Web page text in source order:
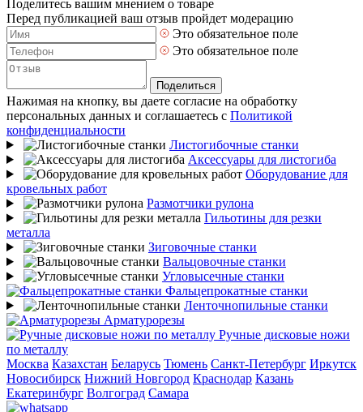
Поделитесь вашим мнением о товаре
Перед публикацией ваш отзыв пройдет модерацию
Это обязательное поле
Это обязательное поле
Поделиться
Нажимая на кнопку, вы даете согласие на обработку
персональных данных и соглашаетесь с Политикой
конфиденциальности
Листогибочные станки
Аксессуары для листогиба
Оборудование для
кровельных работ
Размотчики рулона
Гильотины для резки
металла
Зиговочные станки
Вальцовочные станки
Угловысечные станки
Фальцепрокатные станки
Ленточнопильные станки
Арматурорезы
Ручные дисковые ножи
по металлу
Москва Казахстан Беларусь Тюмень Санкт-Петербург Иркутск
Новосибирск Нижний Новгород Краснодар Казань
Екатеринбург Волгоград Самара